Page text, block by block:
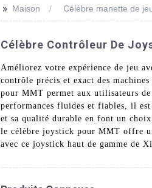
>> Maison Célèbre manette de
Célèbre Contrôleur De
Améliorez votre expérience de jeu
contrôle précis et exact des
pour MMT permet aux utilisateurs
performances fluides et fiables, il
et sa qualité durable en font un choix
le célèbre joystick pour MMT offre
avec ce joystick haut de gamme de